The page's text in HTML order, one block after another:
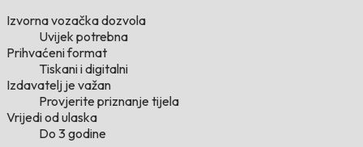
Izvorna vozačka dozvola
Uvijek potrebna
Prihvaćeni format
Tiskani i digitalni
Izdavatelj je važan
Provjerite priznanje tijela
Vrijedi od ulaska
Do 3 godine